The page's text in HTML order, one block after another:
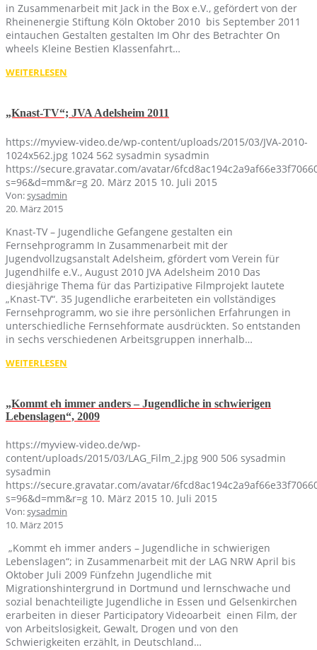
in Zusammenarbeit mit Jack in the Box e.V., gefördert von der
Rheinenergie Stiftung Köln Oktober 2010 bis September 2011
eintauchen Gestalten gestalten Im Ohr des Betrachter On
wheels Kleine Bestien Klassenfahrt…
WEITERLESEN
„Knast-TV“; JVA Adelsheim 2011
https://myview-video.de/wp-content/uploads/2015/03/JVA-2010-
1024x562.jpg 1024 562 sysadmin sysadmin
https://secure.gravatar.com/avatar/
s=96&d=mm&r=g 20. März 2015 10. Juli 2015
Von:sysadmin
20. März 2015
Knast-TV – Jugendliche Gefangene gestalten ein
Fernsehprogramm In Zusammenarbeit mit der
Jugendvollzugsanstalt Adelsheim, gfördert vom Verein für
Jugendhilfe e.V., August 2010 JVA Adelsheim 2010 Das
diesjährige Thema für das Partizipative Filmprojekt lautete
„Knast-TV“. 35 Jugendliche erarbeiteten ein vollständiges
Fernsehprogramm, wo sie ihre persönlichen Erfahrungen in
unterschiedliche Fernsehformate ausdrückten. So entstanden
in sechs verschiedenen Arbeitsgruppen innerhalb…
WEITERLESEN
„Kommt eh immer anders – Jugendliche in schwierigen
Lebenslagen“, 2009
https://myview-video.de/wp-
content/uploads/2015/03/LAG_Film_2.jpg 900 506 sysadmin
sysadmin
https://secure.gravatar.com/avatar/
s=96&d=mm&r=g 10. März 2015 10. Juli 2015
Von:sysadmin
10. März 2015
„Kommt eh immer anders – Jugendliche in schwierigen
Lebenslagen“; in Zusammenarbeit mit der LAG NRW April bis
Oktober Juli 2009 Fünfzehn Jugendliche mit
Migrationshintergrund in Dortmund und lernschwache und
sozial benachteiligte Jugendliche in Essen und Gelsenkirchen
erarbeiten in dieser Participatory Videoarbeit einen Film, der
von Arbeitslosigkeit, Gewalt, Drogen und von den
Schwierigkeiten erzählt, in Deutschland…